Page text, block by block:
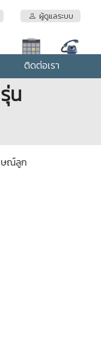
ผู้ดูแลระบบ
ติดต่อเรา
น
ษณ์ลูก